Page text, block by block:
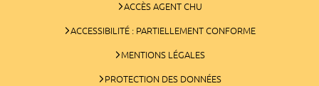
ACCÈS AGENT CHU
ACCESSIBILITÉ : PARTIELLEMENT CONFORME
MENTIONS LÉGALES
PROTECTION DES DONNÉES